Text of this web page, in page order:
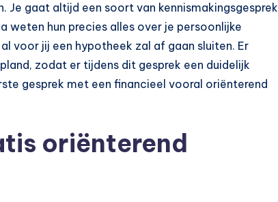
Je gaat altijd een soort van kennismakingsgesprek
weten hun precies alles over je persoonlijke
voor jij een hypotheek zal af gaan sluiten. Er
zodat er tijdens dit gesprek een duidelijk
gesprek met een financieel vooral oriënterend
oriënterend